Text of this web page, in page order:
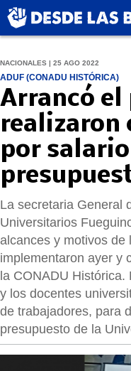
NACIONALES | 25 AGO 2022
ADUF (CONADU HISTÓRICA)
Arrancó el
realizaron
por
La secretaria General
Universitarios
alcances y motivos de
implementaron ayer y
la CONADU Histórica.
y los docentes
de trabajadores, para
presupuesto de la